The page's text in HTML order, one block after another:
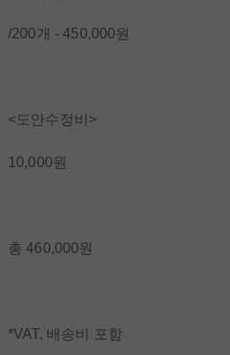
/200개 - 450,000원
<도안수정비>
10,000원
총 460,000원
*VAT, 배송비 포함